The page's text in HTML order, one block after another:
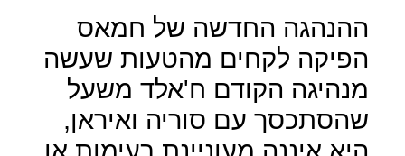
ההנהגה החדשה של חמאס
הפיקה לקחים מהטעות שעשה
מנהיגה הקודם ח'אלד משעל
שהסתכסך עם סוריה ואיראן,